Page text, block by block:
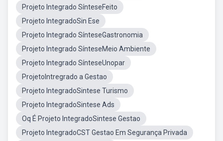
Projeto Integrado SínteseFeito
Projeto IntegradoSin Ese
Projeto Integrado SínteseGastronomia
Projeto Integrado SínteseMeio Ambiente
Projeto Integrado SínteseUnopar
ProjetoIntregrado a Gestao
Projeto IntegradoSintese Turismo
Projeto IntegradoSintese Ads
Oq É Projeto IntegradoSintese Gestao
Projeto IntegradoCST Gestao Em Segurança Privada